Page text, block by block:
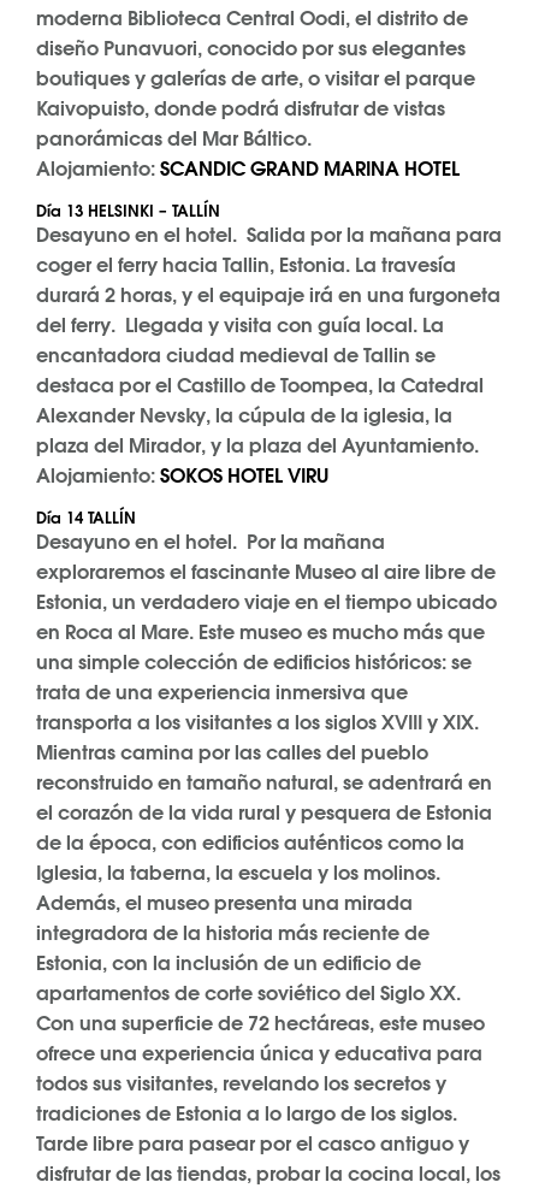
moderna Biblioteca Central Oodi, el distrito de
diseño Punavuori, conocido por sus elegantes
boutiques y galerías de arte, o visitar el parque
Kaivopuisto, donde podrá disfrutar de vistas
panorámicas del Mar Báltico.
Alojamiento:SCANDIC GRAND MARINA HOTEL
Día 13 HELSINKI – TALLÍN
Desayuno en el hotel. Salida por la mañana para
coger el ferry hacia Tallin, Estonia. La travesía
durará 2 horas, y el equipaje irá en una furgoneta
del ferry. Llegada y visita con guía local. La
encantadora ciudad medieval de Tallin se
destaca por el Castillo de Toompea, la Catedral
Alexander Nevsky, la cúpula de la iglesia, la
plaza del Mirador, y la plaza del Ayuntamiento.
Alojamiento:SOKOS HOTEL VIRU
Día 14 TALLÍN
Desayuno en el hotel. Por la mañana
exploraremos el fascinante Museo al aire libre de
Estonia, un verdadero viaje en el tiempo ubicado
en Roca al Mare. Este museo es mucho más que
una simple colección de edificios históricos: se
trata de una experiencia inmersiva que
transporta a los visitantes a los siglos XVIII y XIX.
Mientras camina por las calles del pueblo
reconstruido en tamaño natural, se adentrará en
el corazón de la vida rural y pesquera de Estonia
de la época, con edificios auténticos como la
Iglesia, la taberna, la escuela y los molinos.
Además, el museo presenta una mirada
integradora de la historia más reciente de
Estonia, con la inclusión de un edificio de
apartamentos de corte soviético del Siglo XX.
Con una superficie de 72 hectáreas, este museo
ofrece una experiencia única y educativa para
todos sus visitantes, revelando los secretos y
tradiciones de Estonia a lo largo de los siglos.
Tarde libre para pasear por el casco antiguo y
disfrutar de las tiendas, probar la cocina local, los